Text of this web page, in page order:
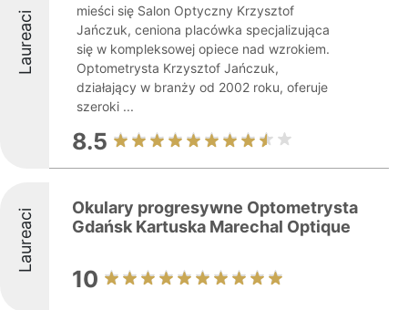
Laureaci
mieści się Salon Optyczny Krzysztof
Jańczuk, ceniona placówka specjalizująca
się w kompleksowej opiece nad wzrokiem.
Optometrysta Krzysztof Jańczuk,
działający w branży od 2002 roku, oferuje
szeroki ...
8.5
Laureaci
Okulary progresywne Optometrysta
Gdańsk Kartuska Marechal Optique
10